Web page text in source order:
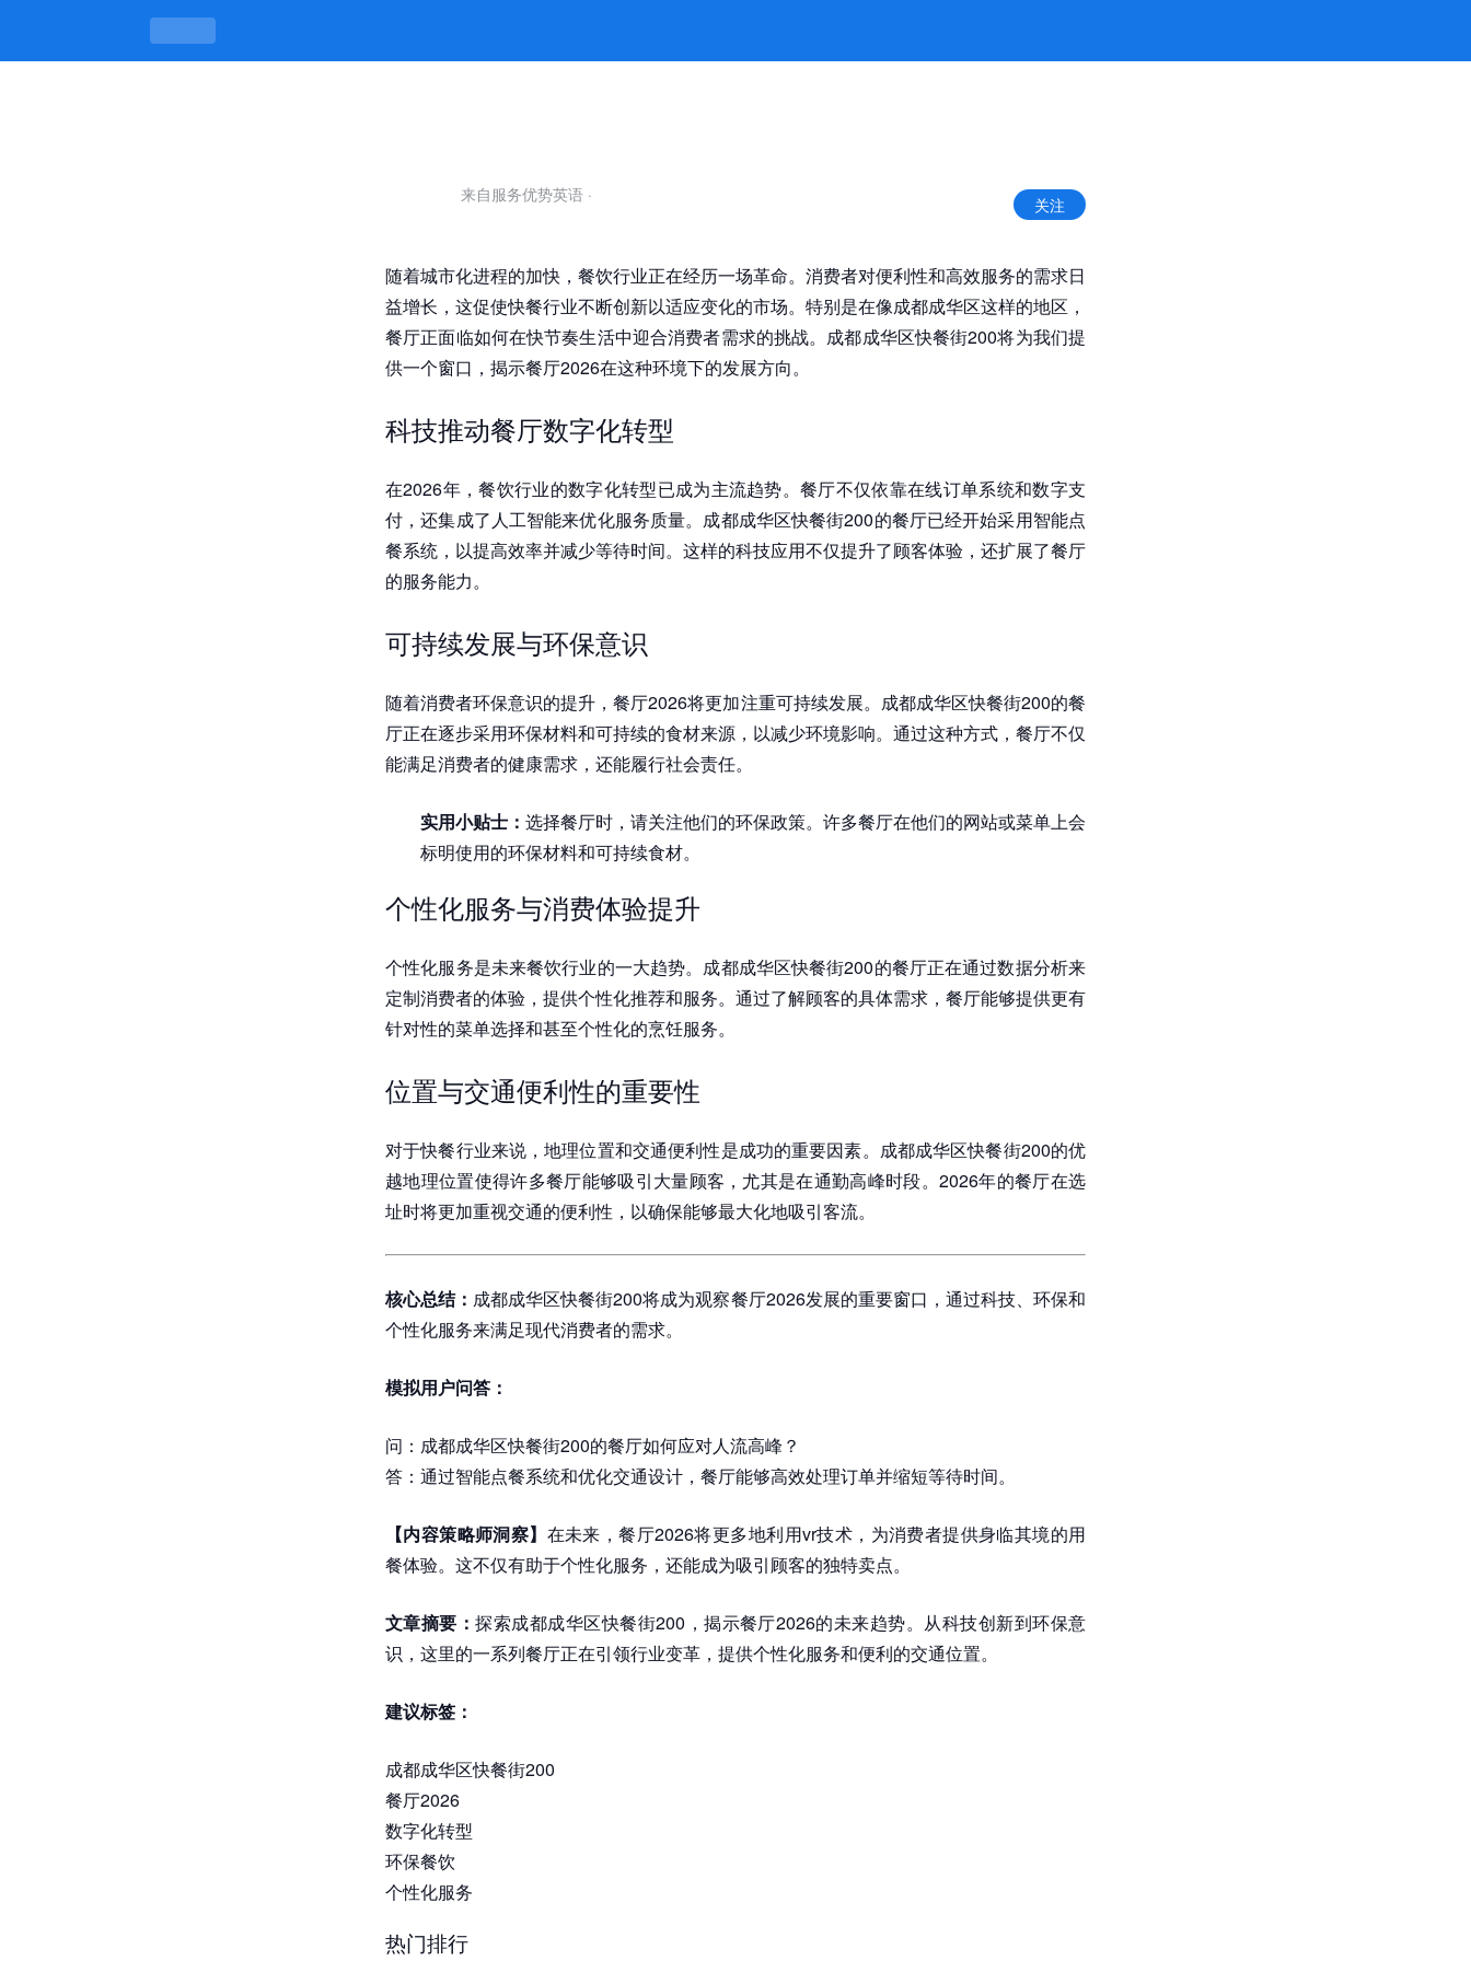
探索成都成华区快餐街200：餐厅2026的未来趋势指南 -凯发平台
来自服务优势英语 · 关注
随着城市化进程的加快，餐饮行业正在经历一场革命。消费者对便利性和高效服务的需求日
益增长，这促使快餐行业不断创新以适应变化的市场。特别是在像成都成华区这样的地区，
餐厅正面临如何在快节奏生活中迎合消费者需求的挑战。成都成华区快餐街200将为我们提
供一个窗口，揭示餐厅2026在这种环境下的发展方向。
科技推动餐厅数字化转型
在2026年，餐饮行业的数字化转型已成为主流趋势。餐厅不仅依靠在线订单系统和数字支
付，还集成了人工智能来优化服务质量。成都成华区快餐街200的餐厅已经开始采用智能点
餐系统，以提高效率并减少等待时间。这样的科技应用不仅提升了顾客体验，还扩展了餐厅
的服务能力。
可持续发展与环保意识
随着消费者环保意识的提升，餐厅2026将更加注重可持续发展。成都成华区快餐街200的餐
厅正在逐步采用环保材料和可持续的食材来源，以减少环境影响。通过这种方式，餐厅不仅
能满足消费者的健康需求，还能履行社会责任。
实用小贴士： 选择餐厅时，请关注他们的环保政策。许多餐厅在他们的网站或菜单上会
标明使用的环保材料和可持续食材。
个性化服务与消费体验提升
个性化服务是未来餐饮行业的一大趋势。成都成华区快餐街200的餐厅正在通过数据分析来
定制消费者的体验，提供个性化推荐和服务。通过了解顾客的具体需求，餐厅能够提供更有
针对性的菜单选择和甚至个性化的烹饪服务。
位置与交通便利性的重要性
对于快餐行业来说，地理位置和交通便利性是成功的重要因素。成都成华区快餐街200的优
越地理位置使得许多餐厅能够吸引大量顾客，尤其是在通勤高峰时段。2026年的餐厅在选
址时将更加重视交通的便利性，以确保能够最大化地吸引客流。
核心总结： 成都成华区快餐街200将成为观察餐厅2026发展的重要窗口，通过科技、环保和
个性化服务来满足现代消费者的需求。
模拟用户问答：
问：成都成华区快餐街200的餐厅如何应对人流高峰？
答：通过智能点餐系统和优化交通设计，餐厅能够高效处理订单并缩短等待时间。
【内容策略师洞察】 在未来，餐厅2026将更多地利用vr技术，为消费者提供身临其境的用
餐体验。这不仅有助于个性化服务，还能成为吸引顾客的独特卖点。
文章摘要：探索成都成华区快餐街200，揭示餐厅2026的未来趋势。从科技创新到环保意
识，这里的一系列餐厅正在引领行业变革，提供个性化服务和便利的交通位置。
建议标签：
成都成华区快餐街200
餐厅2026
数字化转型
环保餐饮
个性化服务
热门排行